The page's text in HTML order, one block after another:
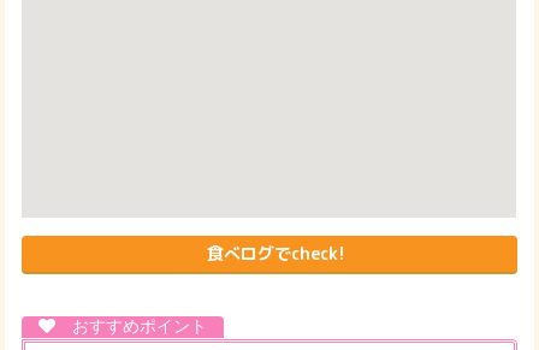
食べログでcheck!